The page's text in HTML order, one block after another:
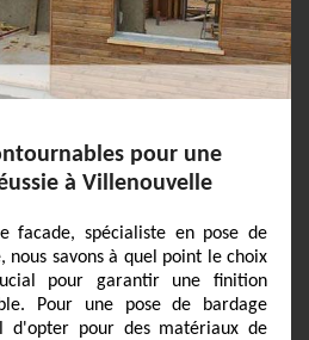
pour une
à Villenouvelle
facade, spécialiste en pose de
nous savons à quel point le choix
pour garantir une finition
Pour une pose de bardage
d'opter pour des matériaux de